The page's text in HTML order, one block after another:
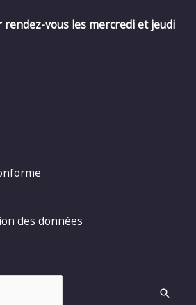
rendez-vous les mercredi et jeudi
des données